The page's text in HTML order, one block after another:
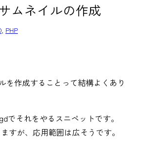
ムネイルの作成
, PHP
を作成することって結構よくあり
でそれをやるスニペットです。
すが、応用範囲は広そうです。